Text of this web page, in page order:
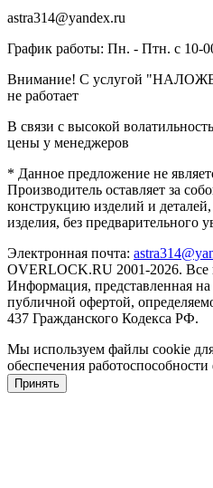
astra314@yandex.ru
График работы: Пн. - Птн. с 10-
Внимание! С услугой
не работает
В связи с высокой
цены у менеджеров
* Данное предложение не
Производитель оставляет за
конструкцию изделий и
изделия, без предварительного
Электронная почта:
OVERLOCK.RU 2001-2026.
Информация, представленная на
публичной офертой,
437 Гражданского Кодекса РФ.
Мы используем файлы cookie
обеспечения
Принять